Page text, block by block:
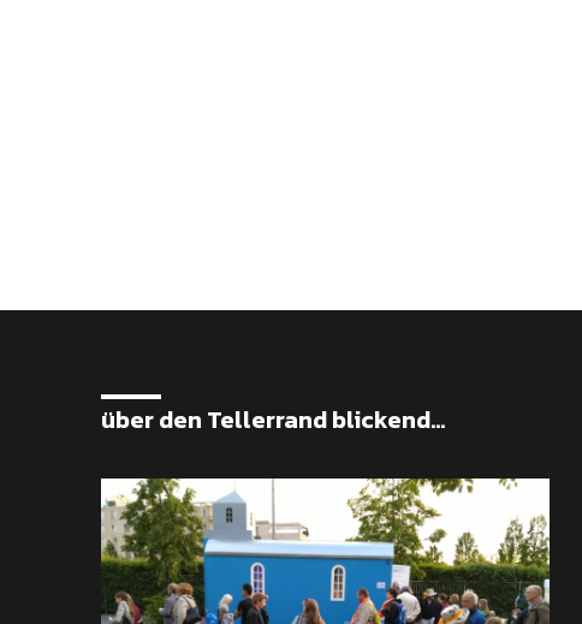
über den Tellerrand blickend...